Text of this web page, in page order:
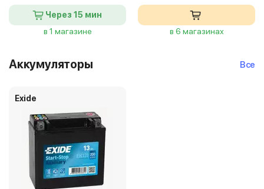
Через 15 мин
в 1 магазине
в 6 магазинах
Аккумуляторы Все
Exide